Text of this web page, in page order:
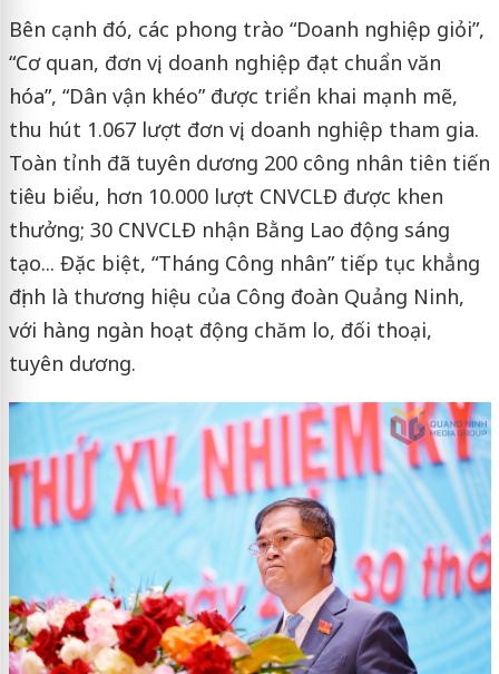
Bên cạnh đó, các phong trào “Doanh nghiệp giỏi”,
“Cơ quan, đơn vị, doanh nghiệp đạt chuẩn văn
hóa”, “Dân vận khéo” được triển khai mạnh mẽ,
thu hút 1.067 lượt đơn vị, doanh nghiệp tham gia.
Toàn tỉnh đã tuyên dương 200 công nhân tiên tiến
tiêu biểu, hơn 10.000 lượt CNVCLĐ được khen
thưởng; 30 CNVCLĐ nhận Bằng Lao động sáng
tạo... Đặc biệt, “Tháng Công nhân” tiếp tục khẳng
định là thương hiệu của Công đoàn Quảng Ninh,
với hàng ngàn hoạt động chăm lo, đối thoại,
tuyên dương.